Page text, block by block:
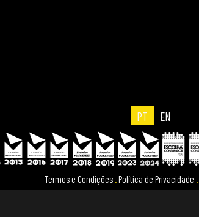
PT EN
Termos e Condições .Política de Privacidade .